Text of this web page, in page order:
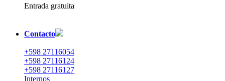
Entrada gratuita
Contacto
+598 27116054
+598 27116124
+598 27116127
Internos